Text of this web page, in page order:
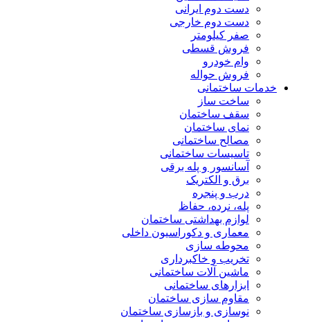
دست دوم ایرانی
دست دوم خارجی
صفر کیلومتر
فروش قسطی
وام خودرو
فروش حواله
خدمات ساختمانی
ساخت ساز
سقف ساختمان
نمای ساختمان
مصالح ساختمانی
تاسیسات ساختمانی
آسانسور و پله برقی
برق و الکتریک
درب و پنجره
پله، نرده، حفاظ
لوازم بهداشتی ساختمان
معماری و دکوراسیون داخلی
محوطه سازی
تخریب و خاکبرداری
ماشین آلات ساختمانی
ابزارهای ساختمانی
مقاوم سازی ساختمان
نوسازی و بازسازی ساختمان